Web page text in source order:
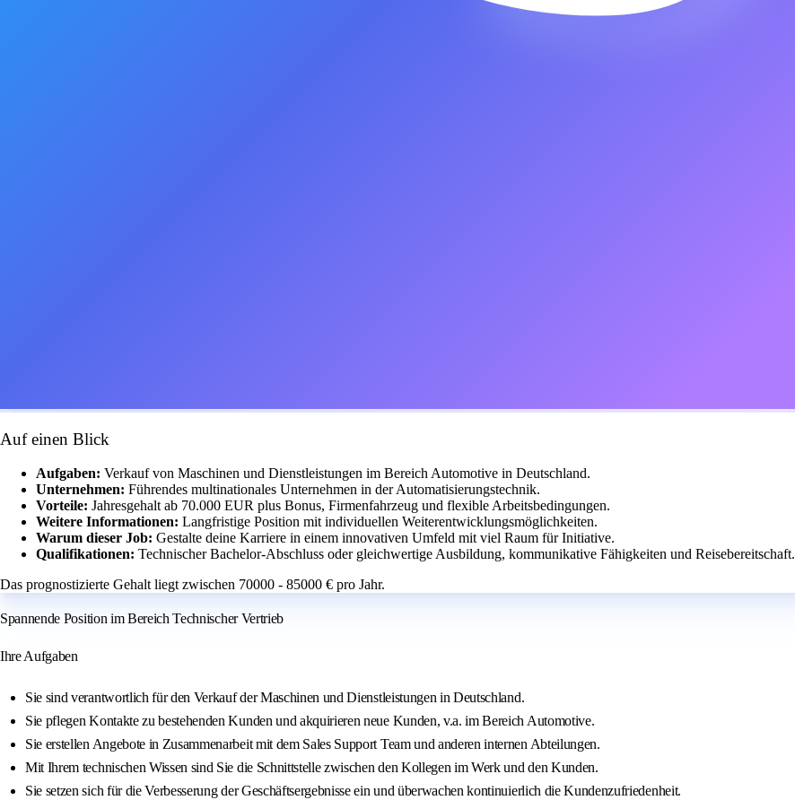
Auf einen Blick
Aufgaben: Verkauf von Maschinen und Dienstleistungen im Bereich Automotive in Deutschland.
Unternehmen: Führendes multinationales Unternehmen in der Automatisierungstechnik.
Vorteile: Jahresgehalt ab 70.000 EUR plus Bonus, Firmenfahrzeug und flexible Arbeitsbedingungen.
Weitere Informationen: Langfristige Position mit individuellen Weiterentwicklungsmöglichkeiten.
Warum dieser Job: Gestalte deine Karriere in einem innovativen Umfeld mit viel Raum für Initiative.
Qualifikationen: Technischer Bachelor-Abschluss oder gleichwertige Ausbildung, kommunikative Fähigkeiten und Reisebereitschaft.
Das prognostizierte Gehalt liegt zwischen 70000 - 85000 € pro Jahr.
Spannende Position im Bereich Technischer Vertrieb
Ihre Aufgaben
Sie sind verantwortlich für den Verkauf der Maschinen und Dienstleistungen in Deutschland.
Sie pflegen Kontakte zu bestehenden Kunden und akquirieren neue Kunden, v.a. im Bereich Automotive.
Sie erstellen Angebote in Zusammenarbeit mit dem Sales Support Team und anderen internen Abteilungen.
Mit Ihrem technischen Wissen sind Sie die Schnittstelle zwischen den Kollegen im Werk und den Kunden.
Sie setzen sich für die Verbesserung der Geschäftsergebnisse ein und überwachen kontinuierlich die Kundenzufriedenheit.